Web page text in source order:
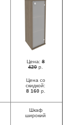
Цена:8
420 р.
Цена со
скидкой:
8 160 р.
Шкаф
широкий